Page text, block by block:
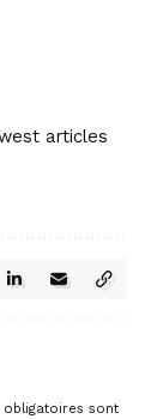
articles
obligatoires sont